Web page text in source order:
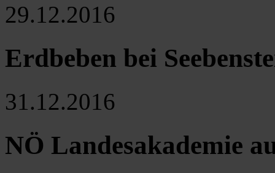
29.12.2016
Erdbeben bei
31.12.2016
NÖ Landesakademie